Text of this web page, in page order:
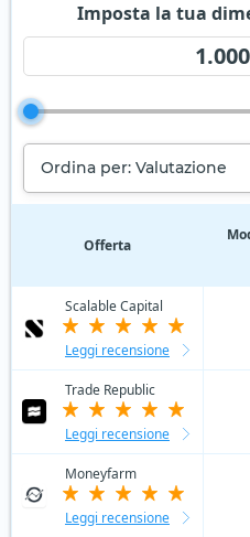
Imposta la tua
Ordina per: Valutazione
Offerta
Scalable Capital
Leggi recensione
Trade Republic
Leggi recensione
Moneyfarm
Leggi recensione